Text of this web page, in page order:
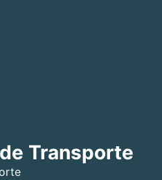
Transporte